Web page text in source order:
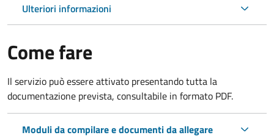
Ulteriori informazioni
Come fare
Il servizio può essere attivato presentando tutta la
documentazione prevista, consultabile in formato PDF.
Moduli da compilare e documenti da allegare